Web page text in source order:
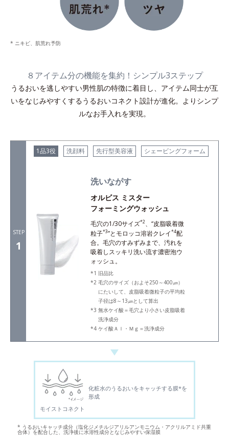
* ニキビ、肌荒れ予防
８アイテム分の機能を集約！シンプル3ステップ
うるおいを逃しやすい男性肌の特徴に着目し、アイテム同士が互
いをなじみやすくするうるおいコネクト設計が進化。よりシンプ
ルなお手入れを実現。
STEP
1
1品3役 洗顔料 先行型美容液 シェービングフォーム
洗いながす
オルビス ミスター
フォーミングウォッシュ
毛穴の1/30サイズ*2、“皮脂吸着微
粒子*3”とモロッコ溶岩クレイ*4配
合。毛穴のすみずみまで、汚れを
吸着しスッキリ洗い流す濃密泡ウ
ォッシュ。
旧品比
毛穴のサイズ（およそ250～400㎛）
にたいして、皮脂吸着微粒子の平均粒
子径は8～13㎛として算出
無水ケイ酸＝毛穴より小さい皮脂吸着
洗浄成分
ケイ酸Ａｌ・Ｍｇ＝洗浄成分
モイストコネクト
化粧水のうるおいをキャッチする膜*を
形成
* うるおいキャッチ成分（塩化ジメチルジアリルアンモニウム・アクリルアミド共重
合体）を配合した、洗浄後に水溶性成分となじみやすい保湿膜